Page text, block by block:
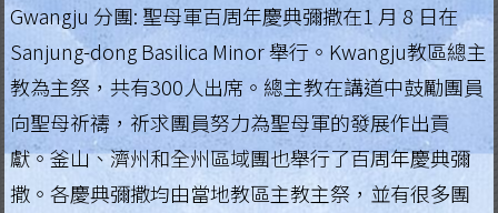
Gwangju 分團: 聖母軍百周年慶典彌撒在1 月 8 日在
Sanjung-dong Basilica Minor 舉行。Kwangju教區總主
教為主祭，共有300人出席。總主教在講道中鼓勵團員
向聖母祈禱，祈求團員努力為聖母軍的發展作出貢
獻。釜山、濟州和全州區域團也舉行了百周年慶典彌
撒。各慶典彌撒均由當地教區主教主祭，並有很多團